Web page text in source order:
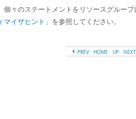
個々のステートメントをリソースグループ
イザヒント」 を参照してください。
PREV HOME UP NEXT